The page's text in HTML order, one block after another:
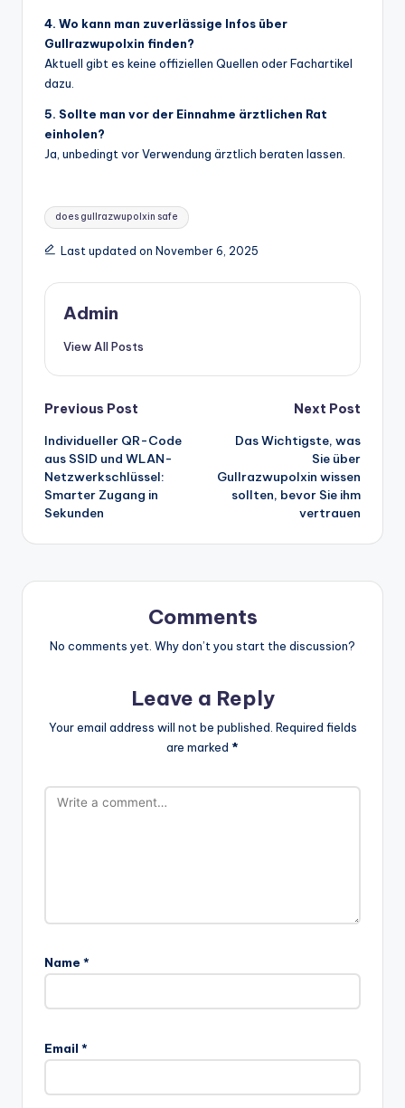
4. Wo kann man zuverlässige Infos über
Gullrazwupolxin finden?
Aktuell gibt es keine offiziellen Quellen oder Fachartikel
dazu.
5. Sollte man vor der Einnahme ärztlichen Rat
einholen?
Ja, unbedingt vor Verwendung ärztlich beraten lassen.
Tags:
does gullrazwupolxin safe
Last updated on November 6, 2025
Admin
View All Posts
Post
navigation
Previous Post
Individueller QR-Code
aus SSID und WLAN-
Netzwerkschlüssel:
Smarter Zugang in
Sekunden
Next Post
Das Wichtigste, was
Sie über
Gullrazwupolxin wissen
sollten, bevor Sie ihm
vertrauen
Comments
No comments yet. Why don’t you start the discussion?
Leave a Reply
Your email address will not be published. Required fields
are marked *
Name *
Email *